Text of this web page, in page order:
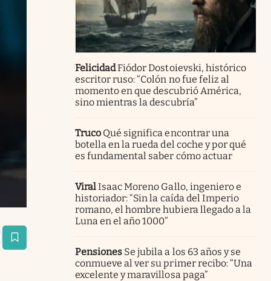
FelicidadFiódor Dostoievski, histórico
escritor ruso: “Colón no fue feliz al
momento en que descubrió América,
sino mientras la descubría”
Truco Qué significa encontrar una
botella en la rueda del coche y por qué
es fundamental saber cómo actuar
ViralIsaac Moreno Gallo, ingeniero e
historiador: “Sin la caída del Imperio
romano, el hombre hubiera llegado a la
Luna en el año 1000”
Pensiones Se jubila a los 63 años y se
conmueve al ver su primer recibo: “Una
excelente y maravillosa paga”